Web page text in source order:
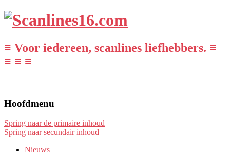
≡ Voor iedereen, scanlines liefhebbers. ≡
≡ ≡ ≡
Hoofdmenu
Spring naar de primaire inhoud
Spring naar secundair inhoud
Nieuws